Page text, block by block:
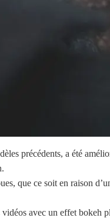
précédents, a été
que ce soit en raison
avec un effet bokeh